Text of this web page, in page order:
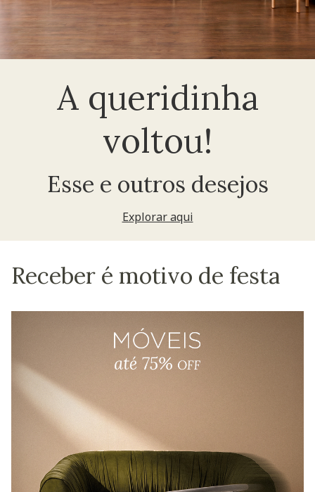
A queridinha
voltou!
Esse e outros desejos
Explorar aqui
Receber é motivo de festa